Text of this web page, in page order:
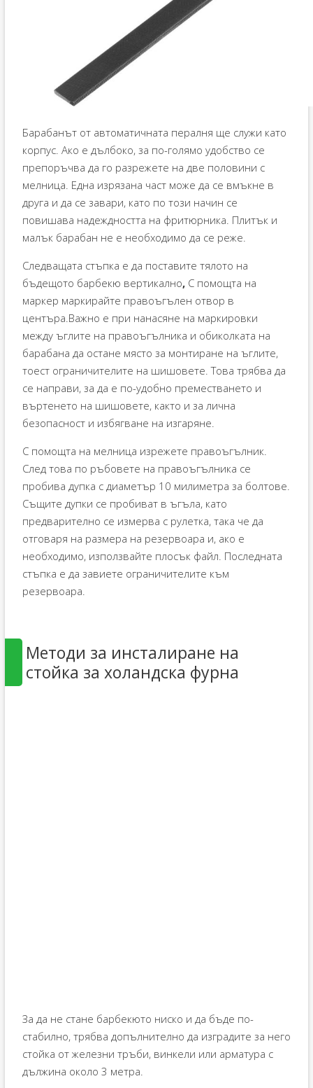
Барабанът от автоматичната пералня ще служи като
корпус. Ако е дълбоко, за по-голямо удобство се
препоръчва да го разрежете на две половини с
мелница. Една изрязана част може да се вмъкне в
друга и да се завари, като по този начин се
повишава надеждността на фритюрника. Плитък и
малък барабан не е необходимо да се реже.
Следващата стъпка е да поставите тялото на
бъдещото барбекю вертикално,С помощта на
маркер маркирайте правоъгълен отвор в
центъра.Важно е при нанасяне на маркировки
между ъглите на правоъгълника и обиколката на
барабана да остане място за монтиране на ъглите,
тоест ограничителите на шишовете. Това трябва да
се направи, за да е по-удобно преместването и
въртенето на шишовете, както и за лична
безопасност и избягване на изгаряне.
С помощта на мелница изрежете правоъгълник.
След това по ръбовете на правоъгълника се
пробива дупка с диаметър 10 милиметра за болтове.
Същите дупки се пробиват в ъгъла, като
предварително се измерва с рулетка, така че да
отговаря на размера на резервоара и, ако е
необходимо, използвайте плосък файл. Последната
стъпка е да завиете ограничителите към
резервоара.
Методи за инсталиране на
стойка за холандска фурна
За да не стане барбекюто ниско и да бъде по-
стабилно, трябва допълнително да изградите за него
стойка от железни тръби, винкели или арматура с
дължина около 3 метра.